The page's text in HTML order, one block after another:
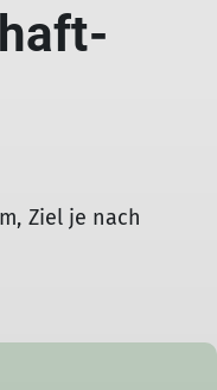
Ziel je nach